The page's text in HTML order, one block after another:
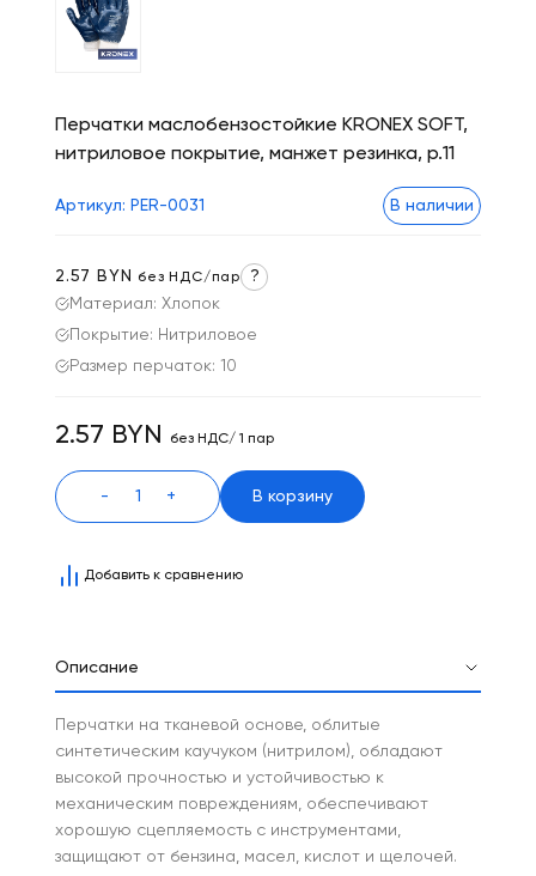
Перчатки маслобензостойкие KRONEX SOFT,
нитриловое покрытие, манжет резинка, р.11
Артикул: PER-0031 В наличии
Материал: Хлопок
Покрытие: Нитриловое
Размер перчаток: 10
2.57 BYN без НДС/пар ?
2.57 BYN без НДС/ 1 пар
- + В корзину
Добавить к сравнению
Описание
Перчатки на тканевой основе, облитые
синтетическим каучуком (нитрилом), обладают
высокой прочностью и устойчивостью к
механическим повреждениям, обеспечивают
хорошую сцепляемость с инструментами,
защищают от бензина, масел, кислот и щелочей.